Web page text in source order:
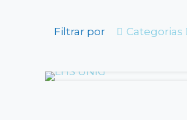
Filtrar por Categorias